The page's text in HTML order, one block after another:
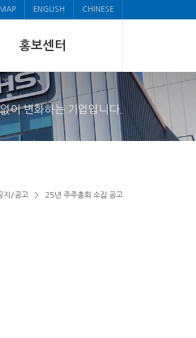
ENGLISH CHINESE
홍보센터
이 변화하는 기업입니다.
지/공고 > 25년 주주총회 소집 공고